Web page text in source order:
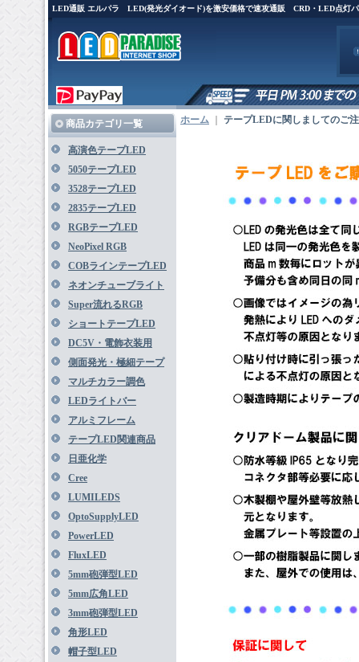
LED通販 エルパラ LED(発光ダイオード)を激安価格で速攻通販 CRD・LED点灯
商品カテゴリ一覧
高演色テープLED
5050テープLED
3528テープLED
2835テープLED
RGBテープLED
NeoPixel RGB
COBラインテープLED
ネオンチューブライト
Super流れるRGB
ショートテープLED
DC5V・電飾衣装用
側面発光・極細テープ
マルチカラー調色
LEDライトバー
アルミフレーム
テープLED関連商品
日亜化学
Cree
LUMILEDS
OptoSupplyLED
PowerLED
FluxLED
5mm砲弾型LED
5mm広角LED
3mm砲弾型LED
角形LED
帽子型LED
ホーム テープLEDに関しましてのご